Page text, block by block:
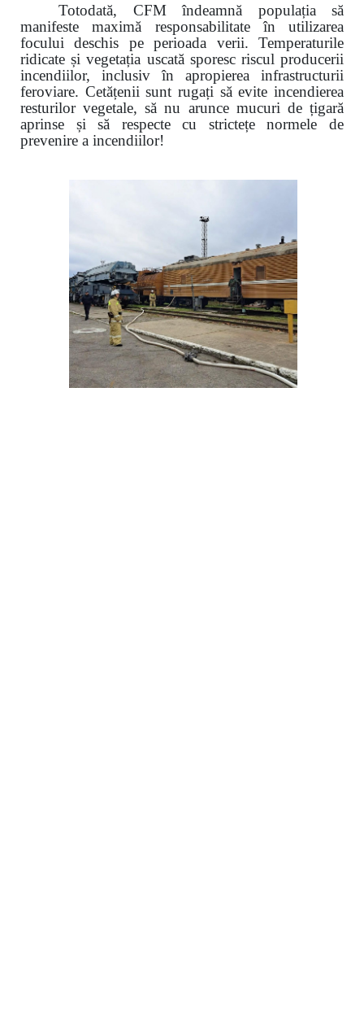
Totodată, CFM îndeamnă populația să
manifeste maximă responsabilitate în utilizarea
focului deschis pe perioada verii. Temperaturile
ridicate și vegetația uscată sporesc riscul producerii
incendiilor, inclusiv în apropierea infrastructurii
feroviare. Cetățenii sunt rugați să evite incendierea
resturilor vegetale, să nu arunce mucuri de țigară
aprinse și să respecte cu strictețe normele de
prevenire a incendiilor!